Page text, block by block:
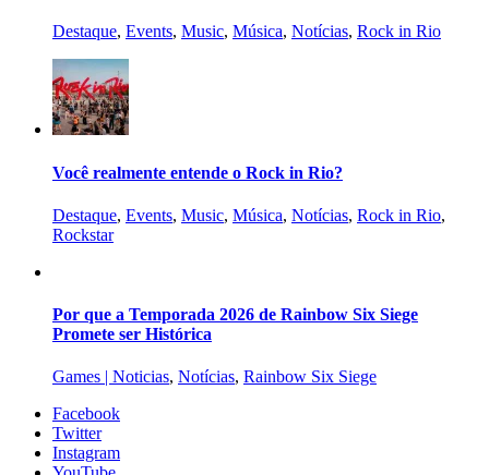
Destaque, Events, Music, Música, Notícias, Rock in Rio
Você realmente entende o Rock in Rio?
Destaque, Events, Music, Música, Notícias, Rock in Rio,
Rockstar
Por que a Temporada 2026 de Rainbow Six Siege
Promete ser Histórica
Games | Noticias, Notícias, Rainbow Six Siege
Facebook
Twitter
Instagram